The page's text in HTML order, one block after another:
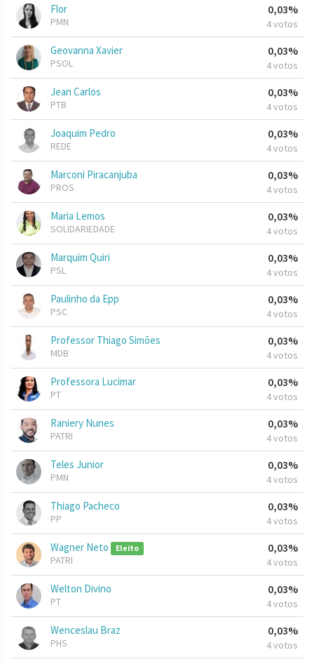
Flor
PMN
0,03%
4 votos
Geovanna Xavier
PSOL
0,03%
4 votos
Jean Carlos
PTB
0,03%
4 votos
Joaquim Pedro
REDE
0,03%
4 votos
Marconi Piracanjuba
PROS
0,03%
4 votos
Maria Lemos
SOLIDARIEDADE
0,03%
4 votos
Marquim Quiri
PSL
0,03%
4 votos
Paulinho da Epp
PSC
0,03%
4 votos
Professor Thiago Simões
MDB
0,03%
4 votos
Professora Lucimar
PT
0,03%
4 votos
Raniery Nunes
PATRI
0,03%
4 votos
Teles Junior
PMN
0,03%
4 votos
Thiago Pacheco
PP
0,03%
4 votos
Wagner Neto Eleito
PATRI
0,03%
4 votos
Welton Divino
PT
0,03%
4 votos
Wenceslau Braz
PHS
0,03%
4 votos